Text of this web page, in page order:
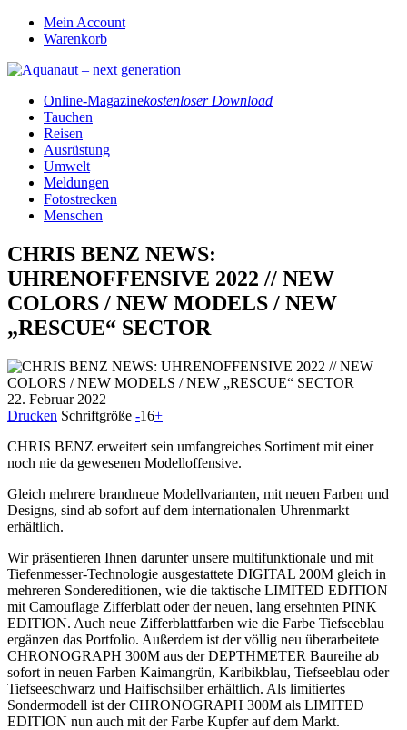
Mein Account
Warenkorb
Online-Magazinekostenloser Download
Tauchen
Reisen
Ausrüstung
Umwelt
Meldungen
Fotostrecken
Menschen
CHRIS BENZ NEWS:
UHRENOFFENSIVE 2022 // NEW
COLORS / NEW MODELS / NEW
„RESCUE“ SECTOR
22. Februar 2022
Drucken Schriftgröße -16+
CHRIS BENZ erweitert sein umfangreiches Sortiment mit einer
noch nie da gewesenen Modelloffensive.
Gleich mehrere brandneue Modellvarianten, mit neuen Farben und
Designs, sind ab sofort auf dem internationalen Uhrenmarkt
erhältlich.
Wir präsentieren Ihnen darunter unsere multifunktionale und mit
Tiefenmesser-Technologie ausgestattete DIGITAL 200M gleich in
mehreren Sondereditionen, wie die taktische LIMITED EDITION
mit Camouflage Zifferblatt oder der neuen, lang ersehnten PINK
EDITION. Auch neue Zifferblattfarben wie die Farbe Tiefseeblau
ergänzen das Portfolio. Außerdem ist der völlig neu überarbeitete
CHRONOGRAPH 300M aus der DEPTHMETER Baureihe ab
sofort in neuen Farben Kaimangrün, Karibikblau, Tiefseeblau oder
Tiefseeschwarz und Haifischsilber erhältlich. Als limitiertes
Sondermodell ist der CHRONOGRAPH 300M als LIMITED
EDITION nun auch mit der Farbe Kupfer auf dem Markt.